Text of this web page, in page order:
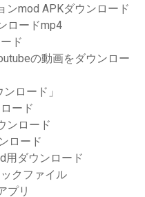
ンmod APKダウンロード
ロードmp4
ド
の動画をダウンロー
ロード」
ード
ンロード
ロード
用ダウンロード
クファイル
プリ